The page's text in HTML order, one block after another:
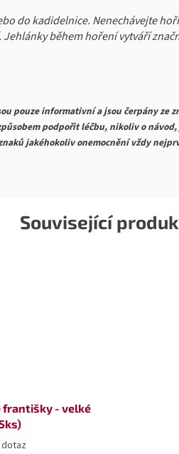
Související
františky - velké
dotaz
do kadidelnice. Nenechávejte
během hoření vytváří
pouze informativní a jsou čerpány ze
podpořit léčbu, nikoliv o
jakéhokoliv onemocnění vždy